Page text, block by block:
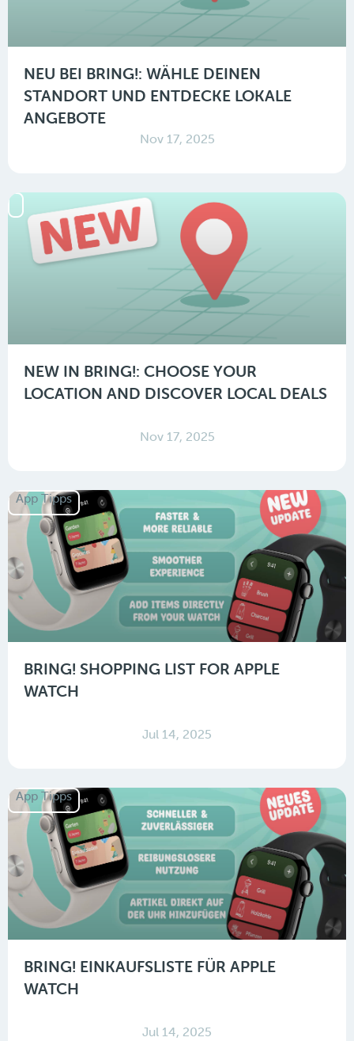
NEU BEI BRING!: WÄHLE DEINEN
STANDORT UND ENTDECKE LOKALE
ANGEBOTE
Nov 17, 2025
NEW IN BRING!: CHOOSE YOUR
LOCATION AND DISCOVER LOCAL DEALS
Nov 17, 2025
App Tipps
BRING! SHOPPING LIST FOR APPLE
WATCH
Jul 14, 2025
App Tipps
BRING! EINKAUFSLISTE FÜR APPLE
WATCH
Jul 14, 2025